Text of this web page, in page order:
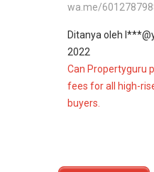
wa.me/
Ditanya oleh
2022
Can Propertyguru
fees for all high-
buyers.